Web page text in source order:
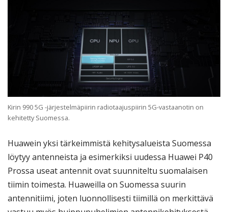
Kirin 990 5G -järjestelmäpiirin radiotaajuspiirin 5G-vastaanotin on
kehitetty Suomessa.
Huawein yksi tärkeimmistä kehitysalueista Suomessa
löytyy antenneista ja esimerkiksi uudessa Huawei P40
Prossa useat antennit ovat suunniteltu suomalaisen
tiimin toimesta. Huaweilla on Suomessa suurin
antennitiimi, joten luonnollisesti tiimillä on merkittävä